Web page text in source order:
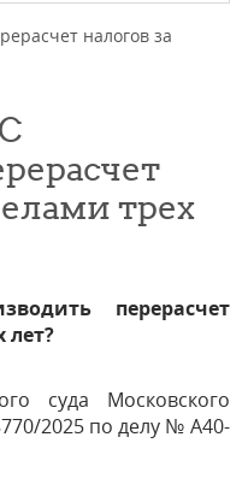
налогов за
трех
перерасчет
лет?
суда Московского
2025 по делу № А40-